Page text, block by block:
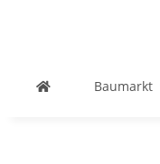
Baumarkt